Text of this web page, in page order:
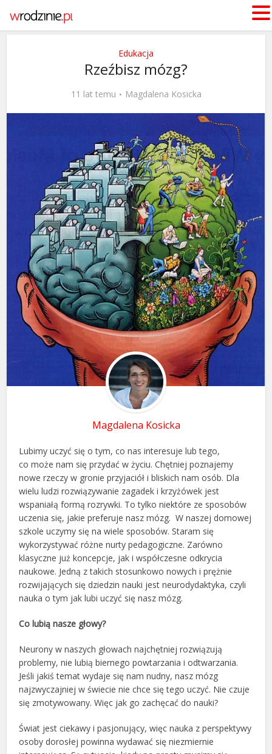
Edukacja
Rzeźbisz mózg?
11 lat temu Magdalena Kosicka
Magdalena Kosicka
Lubimy uczyć się o tym, co nas interesuje lub tego,
co może nam się przydać w życiu. Chętniej poznajemy
nowe rzeczy w gronie przyjaciół i bliskich nam osób. Dla
wielu ludzi rozwiązywanie zagadek i krzyżówek jest
wspaniałą formą rozrywki. To tylko niektóre ze sposobów
uczenia się, jakie preferuje nasz mózg. W naszej domowej
szkole uczymy się na wiele sposobów. Staram się
wykorzystywać różne nurty pedagogiczne. Zarówno
klasyczne już koncepcje, jak i współczesne odkrycia
naukowe. Jedną z takich stosunkowo nowych i prężnie
rozwijających się dziedzin nauki jest neurodydaktyka, czyli
nauka o tym jak lubi uczyć się nasz mózg.
Co lubią nasze głowy?
Neurony w naszych głowach najchętniej rozwiązują
problemy, nie lubią biernego powtarzania i odtwarzania.
Jeśli jakiś temat wydaje się nam nudny, nasz mózg
najzwyczajniej w świecie nie chce się tego uczyć. Nie czuje
się zmotywowany. Więc jak go zachęcać do nauki?
Świat jest ciekawy i pasjonujący, więc nauka z perspektywy
osoby dorosłej powinna wydawać się niezmiernie